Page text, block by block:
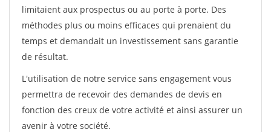
limitaient aux prospectus ou au porte à porte. Des
méthodes plus ou moins efficaces qui prenaient du
temps et demandait un investissement sans garantie
de résultat.
L'utilisation de notre service sans engagement vous
permettra de recevoir des demandes de devis en
fonction des creux de votre activité et ainsi assurer un
avenir à votre société.